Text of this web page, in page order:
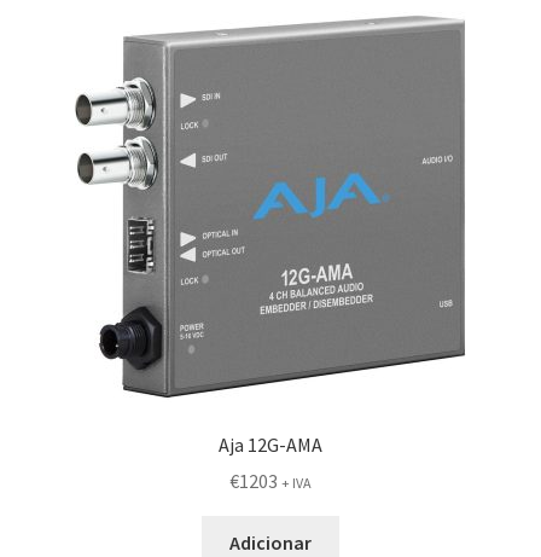
Aja 12G-AMA
€1203 + IVA
Adicionar